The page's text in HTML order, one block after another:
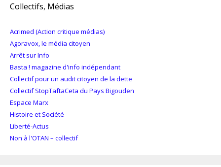
Collectifs, Médias
Acrimed (Action critique médias)
Agoravox, le média citoyen
Arrêt sur Info
Basta ! magazine d'info indépendant
Collectif pour un audit citoyen de la dette
Collectif StopTaftaCeta du Pays Bigouden
Espace Marx
Histoire et Société
Liberté-Actus
Non à l'OTAN – collectif